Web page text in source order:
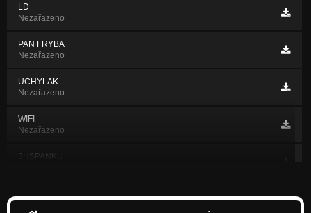
LD
Nezařazeno
PAN FRYBA
Nezařazeno
UCHYLAK
Nezařazeno
WIFI
Nezařazeno
3HSPANKU